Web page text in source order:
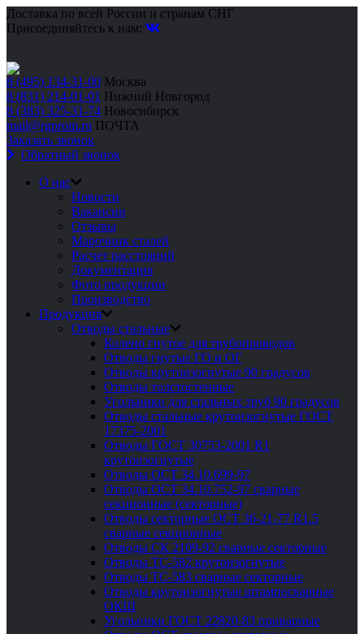
Доставка по всей России и странам СНГ
Присоединяйтесь к нам:
8 (495) 134-31-00 Москва
8 (831) 214-01-01 Нижний Новгород
8 (383) 325-31-74 Новосибирск
mail@rgprom.ru ПОЧТА
Заказать звонок
Обратный звонок
О нас
Новости
Вакансии
Отзывы
Марочник сталей
Расчет расстояний
Документация
Фото продукции
Производство
Продукция
Отводы стальные
Колено гнутое для трубопроводов
Отводы гнутые ГО и ОГ
Отводы крутоизогнутые 90 градусов
Отводы толстостенные
Угольники для стальных труб 90 градусов
Отводы стальные крутоизогнутые ГОСТ
17375-2001
Отводы ГОСТ 30753-2001 R1
крутоизогнутые
Отводы ОСТ 34.10.699-97
Отводы ОСТ 34.10.752-97 сварные
секционные (секторные)
Отводы секторные ОСТ 36-21-77 R1.5
сварные секционные
Отводы СК 2109-92 сварные секторные
Отводы ТС-582 крутоизогнутые
Отводы ТС-583 сварные секторные
Отводы крутоизогнутые штампосварные
ОКШ
Угольники ГОСТ 22820-83 приварные